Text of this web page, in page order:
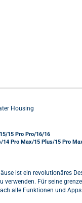
Housing
15 Pro Pro/16/16
Pro Max/15 Plus/15 Pro
ist ein revolutionäres
verwenden. Für seine
alle Funktionen und